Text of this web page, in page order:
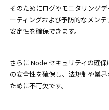
そのためにログやモニタリング
ーティングおよび予防的なメン
安定性を確保できます。
さらに Node セキュリティの確
の安全性を確保し、法規制や業
ために不可欠です。